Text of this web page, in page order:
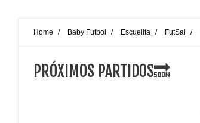
Home / Baby Futbol / Escuelita / FutSal /
PRÓXIMOS PARTIDOS🔜